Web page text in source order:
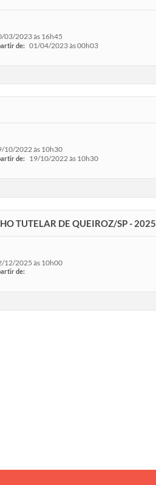
03/2023 às 16h45
de: 01/04/2023 às 00h03
10/2022 às 10h30
de: 19/10/2022 às 10h30
TUTELAR DE QUEIROZ/SP - 2025
12/2025 às 10h00
de: